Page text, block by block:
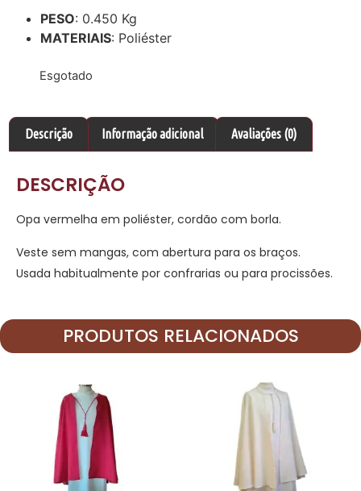
PESO: 0.450 Kg
MATERIAIS: Poliéster
Esgotado
Descrição Informação adicional Avaliações (0)
DESCRIÇÃO
Opa vermelha em poliéster, cordão com borla.
Veste sem mangas, com abertura para os braços.
Usada habitualmente por confrarias ou para procissões.
PRODUTOS RELACIONADOS